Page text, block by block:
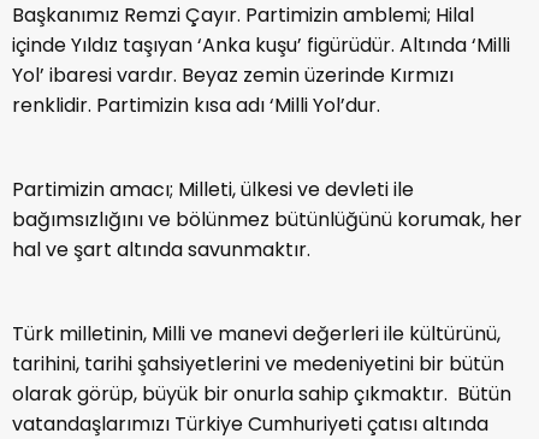
Başkanımız Remzi Çayır. Partimizin amblemi; Hilal
içinde Yıldız taşıyan ‘Anka kuşu’ figürüdür. Altında ‘Milli
Yol’ ibaresi vardır. Beyaz zemin üzerinde Kırmızı
renklidir. Partimizin kısa adı ‘Milli Yol’dur.
Partimizin amacı; Milleti, ülkesi ve devleti ile
bağımsızlığını ve bölünmez bütünlüğünü korumak, her
hal ve şart altında savunmaktır.
Türk milletinin, Milli ve manevi değerleri ile kültürünü,
tarihini, tarihi şahsiyetlerini ve medeniyetini bir bütün
olarak görüp, büyük bir onurla sahip çıkmaktır. Bütün
vatandaşlarımızı Türkiye Cumhuriyeti çatısı altında